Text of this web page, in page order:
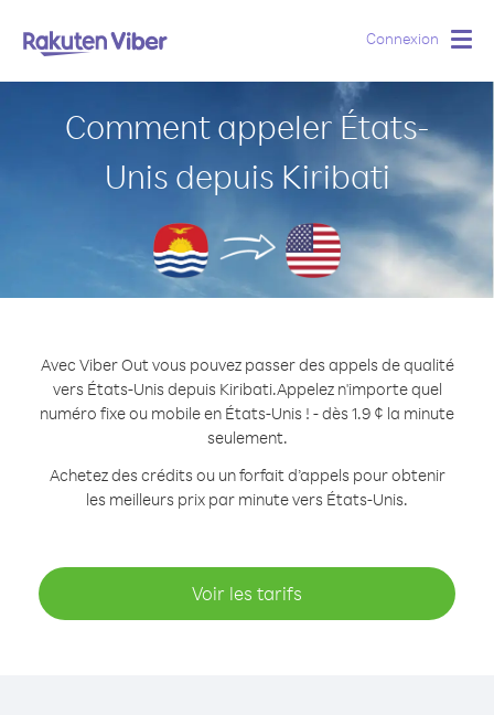
Connexion
Comment appeler États-
Unis depuis Kiribati
Avec Viber Out vous pouvez passer des appels de qualité
vers États-Unis depuis Kiribati.Appelez n'importe quel
numéro fixe ou mobile en États-Unis ! - dès 1.9 ¢ la minute
seulement.
Achetez des crédits ou un forfait d’appels pour obtenir
les meilleurs prix par minute vers États-Unis.
Voir les tarifs